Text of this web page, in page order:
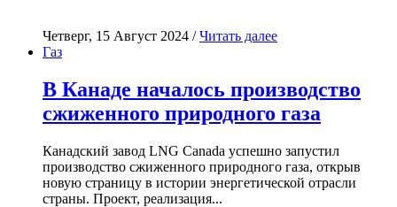
Четверг, 15 Август 2024 /Читать далее
Газ
В Канаде началось производство
сжиженного природного газа
Канадский завод LNG Canada успешно запустил
производство сжиженного природного газа, открыв
новую страницу в истории энергетической отрасли
страны. Проект, реализация...